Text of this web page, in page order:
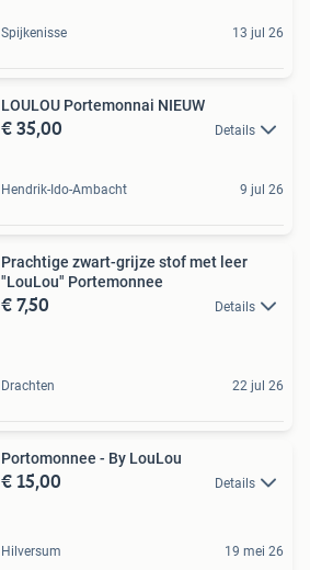
Spijkenisse 13 jul 26
LOULOU Portemonnai NIEUW
€ 35,00 Details
Hendrik-Ido-Ambacht 9 jul 26
Prachtige zwart-grijze stof met leer
"LouLou" Portemonnee
€ 7,50 Details
Drachten 22 jul 26
Portomonnee - By LouLou
€ 15,00 Details
Hilversum 19 mei 26